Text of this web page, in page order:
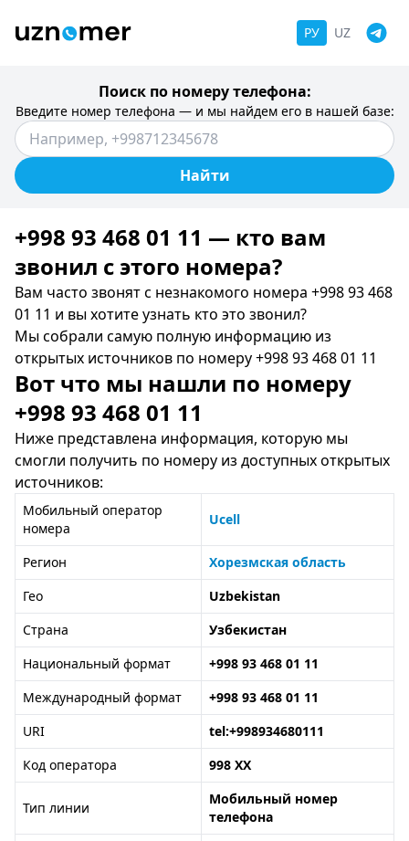
РУ UZ
Поиск по номеру телефона:
Введите номер телефона — и мы найдем его в нашей базе:
Найти
+998 93 468 01 11 — кто вам
звонил c этого номера?
Вам часто звонят с незнакомого номера +998 93 468
01 11 и вы хотите узнать кто это звонил?
Мы собрали самую полную информацию из
открытых источников по номеру +998 93 468 01 11
Вот что мы нашли по номеру
+998 93 468 01 11
Ниже представлена информация, которую мы
смогли получить по номеру из доступных открытых
источников:
Мобильный оператор
номера
Ucell
Регион
Хорезмская область
Гео
Uzbekistan
Страна
Узбекистан
Национальный формат
+998 93 468 01 11
Международный формат
+998 93 468 01 11
URI
tel:+998934680111
Код оператора
998 XX
Тип линии
Мобильный номер
телефона